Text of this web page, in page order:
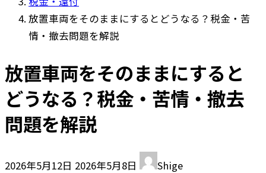
放置車両をそのままにするとどうなる？税金・苦
情・撤去問題を解説
放置車両をそのままにすると
どうなる？税金・苦情・撤去
問題を解説
2026年5月12日 最
2026年5月8日
Shige